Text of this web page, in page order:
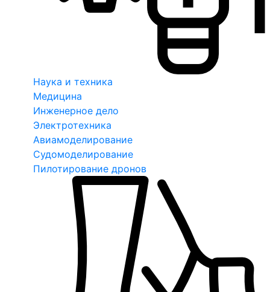
Наука и техника
Медицина
Инженерное дело
Электротехника
Авиамоделирование
Судомоделирование
Пилотирование дронов